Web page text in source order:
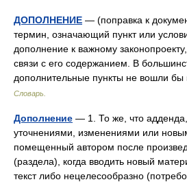
ДОПОЛНЕНИЕ — (поправка к
термин, означающий пункт или
дополнение к важному
связи с его содержанием. В
дополнительные пункты не вошли
Словарь.
Дополнение — 1. То же, что
уточнениями, изменениями или
помещенный автором после
(раздела), когда вводить новый
текст либо нецелесообразно